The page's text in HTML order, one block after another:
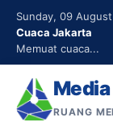
Sunday, 09
Cuaca Jakarta
Memuat cuaca...
RUANG